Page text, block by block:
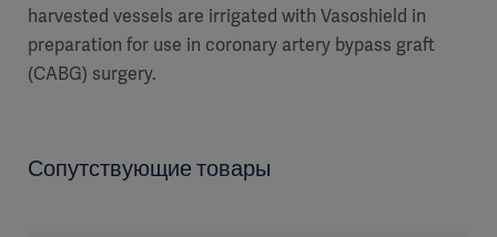
harvested vessels are irrigated with Vasoshield in
preparation for use in coronary artery bypass graft
(CABG) surgery.
Сопутствующие товары